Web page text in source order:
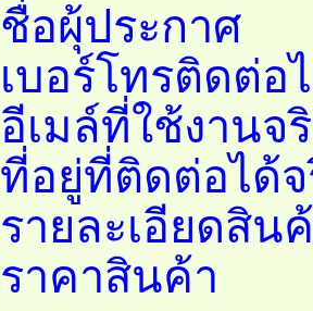
อผุ้ประกาศ
บอร์โทรติดต่อ
เมล์ที่ใช้งานจ
อยู่ที่ติดต่อได้จ
ายละเอียดสิน
าคาสินค้า